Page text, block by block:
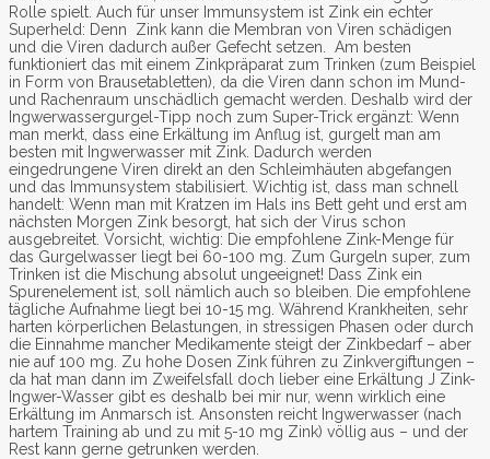
Rolle spielt. Auch für unser Immunsystem ist Zink ein echter
Superheld: Denn Zink kann die Membran von Viren schädigen
und die Viren dadurch außer Gefecht setzen. Am besten
funktioniert das mit einem Zinkpräparat zum Trinken (zum Beispiel
in Form von Brausetabletten), da die Viren dann schon im Mund-
und Rachenraum unschädlich gemacht werden. Deshalb wird der
Ingwerwassergurgel-Tipp noch zum Super-Trick ergänzt: Wenn
man merkt, dass eine Erkältung im Anflug ist, gurgelt man am
besten mit Ingwerwasser mit Zink. Dadurch werden
eingedrungene Viren direkt an den Schleimhäuten abgefangen
und das Immunsystem stabilisiert. Wichtig ist, dass man schnell
handelt: Wenn man mit Kratzen im Hals ins Bett geht und erst am
nächsten Morgen Zink besorgt, hat sich der Virus schon
ausgebreitet. Vorsicht, wichtig: Die empfohlene Zink-Menge für
das Gurgelwasser liegt bei 60-100 mg. Zum Gurgeln super, zum
Trinken ist die Mischung absolut ungeeignet! Dass Zink ein
Spurenelement ist, soll nämlich auch so bleiben. Die empfohlene
tägliche Aufnahme liegt bei 10-15 mg. Während Krankheiten, sehr
harten körperlichen Belastungen, in stressigen Phasen oder durch
die Einnahme mancher Medikamente steigt der Zinkbedarf – aber
nie auf 100 mg. Zu hohe Dosen Zink führen zu Zinkvergiftungen –
da hat man dann im Zweifelsfall doch lieber eine Erkältung J Zink-
Ingwer-Wasser gibt es deshalb bei mir nur, wenn wirklich eine
Erkältung im Anmarsch ist. Ansonsten reicht Ingwerwasser (nach
hartem Training ab und zu mit 5-10 mg Zink) völlig aus – und der
Rest kann gerne getrunken werden.